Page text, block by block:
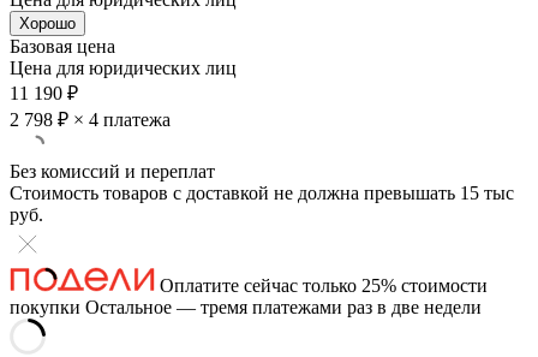
Хорошо
Базовая цена
Цена для юридических лиц
11 190 ₽
2 798 ₽ × 4 платежа
Без комиссий и переплат
Стоимость товаров с доставкой не должна превышать 15 тыс
руб.
Оплатите сейчас только 25% стоимости
покупки Остальное — тремя платежами раз в две недели